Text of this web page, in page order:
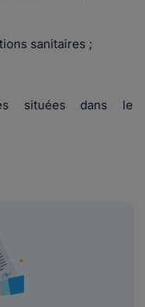
sanitaires ;
situées dans le